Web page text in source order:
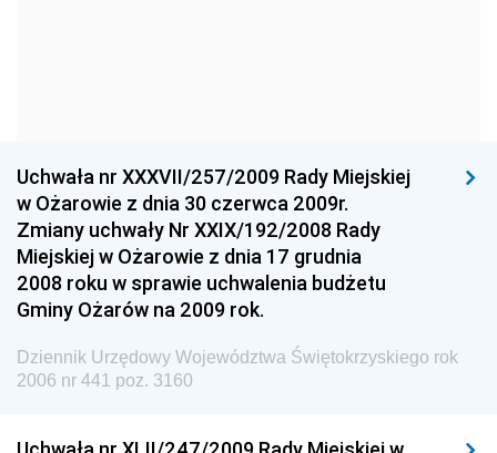
Dziennik Urzędowy Ministra Gospodarki
Dziennik Urzędowy Urzędu Ochrony Konkurencji i
Konsumentów
Dziennik Urzędowy Ministra Pracy i Polityki
Społecznej
Dziennik Urzędowy Urzędu Lotnictwa Cywilnego
Uchwała nr XXXVII/257/2009 Rady Miejskiej
w Ożarowie z dnia 30 czerwca 2009r.
Zmiany uchwały Nr XXIX/192/2008 Rady
Miejskiej w Ożarowie z dnia 17 grudnia
2008 roku w sprawie uchwalenia budżetu
Gminy Ożarów na 2009 rok.
Dziennik Urzędowy Województwa Świętokrzyskiego rok
2006 nr 441 poz. 3160